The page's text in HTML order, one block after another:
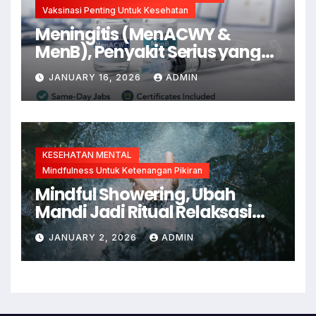
Vaksinasi Penting Untuk Kesehatan
Meningitis (MenACWY &
MenB), Penyakit Serius yang
Bisa Dicegah dengan Vaksin
JANUARY 16, 2026 ADMIN
KESEHATAN MENTAL
Mindfulness Untuk Ketenangan Pikiran
Mindful Showering, Ubah
Mandi Jadi Ritual Relaksasi
dan Kesadaran Diri
JANUARY 2, 2026 ADMIN